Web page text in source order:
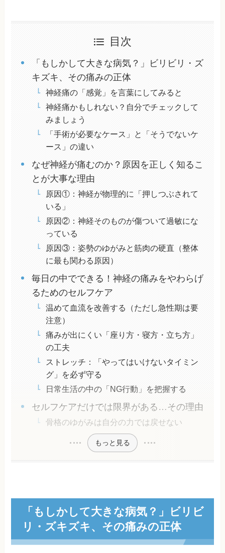
目次
「もしかして大きな病気？」ビリビリ・ズ
キズキ、その痛みの正体
神経痛の「感覚」を言葉にしてみると
神経痛かもしれない？自分でチェックして
みましょう
「手術が必要なケース」と「そうでないケ
ース」の違い
なぜ神経が痛むのか？原因を正しく知るこ
とが大事な理由
原因①：神経が物理的に「押しつぶされて
いる」
原因②：神経そのものが傷ついて過敏にな
っている
原因③：姿勢のゆがみと筋肉の硬直（整体
に最も関わる原因）
毎日の中でできる！神経の痛みをやわらげ
るためのセルフケア
温めて血流を改善する（ただし急性期は要
注意）
痛みが出にくい「座り方・寝方・立ち方」
の工夫
ストレッチ：「やってはいけないタイミン
グ」を必ず守る
日常生活の中の「NG行動」を把握する
セルフケアだけでは限界がある…その理由
骨格のゆがみは自分の力では戻せない
もっと見る
「もしかして大きな病気？」ビリビ
リ・ズキズキ、その痛みの正体